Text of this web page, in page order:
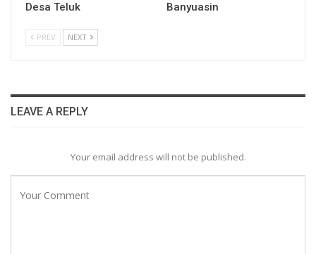
Desa Teluk
Banyuasin
PREV NEXT
LEAVE A REPLY
Your email address will not be published.